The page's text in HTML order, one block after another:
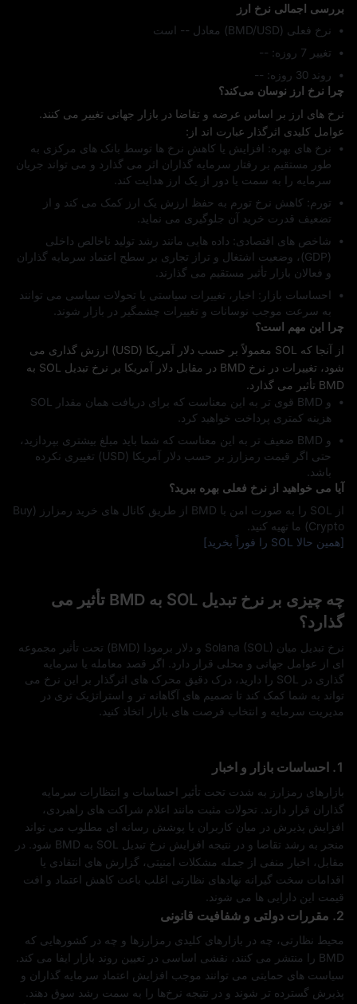
بررسی اجمالی نرخ ارز
نرخ فعلی (BMD/USD) معادل -- است
تغییر 7 روزه: ‎--
روند 30 روزه: ‎--
چرا نرخ ارز نوسان می‌کند؟
نرخ‌ های ارز بر اساس عرضه و تقاضا در بازار جهانی تغییر می‌ کنند.
عوامل کلیدی اثرگذار عبارت‌ اند از:
نرخ‌ های بهره: افزایش یا کاهش نرخ‌ ها توسط بانک‌ های مرکزی به‌
طور مستقیم بر رفتار سرمایه‌ گذاران اثر می‌ گذارد و می‌ تواند جریان
سرمایه را به سمت یا دور از یک ارز هدایت کند.
تورم: کاهش نرخ تورم به حفظ ارزش یک ارز کمک می‌ کند و از
تضعیف قدرت خرید آن جلوگیری می‌ نماید.
شاخص‌ های اقتصادی: داده‌ هایی مانند رشد تولید ناخالص داخلی
(GDP)، وضعیت اشتغال و تراز تجاری بر سطح اعتماد سرمایه‌ گذاران
و فعالان بازار تأثیر مستقیم می‌ گذارند.
احساسات بازار: اخبار، تغییرات سیاستی یا تحولات سیاسی می‌ توانند
به سرعت موجب نوسانات و تغییرات چشمگیر در بازار شوند.
چرا این مهم است؟
از آنجا که SOL معمولاً بر حسب دلار آمریکا (USD) ارزش‌ گذاری می‌
شود، تغییرات در نرخ BMD در مقابل دلار آمریکا بر نرخ تبدیل SOL به
BMD تأثیر می‌ گذارد.
و BMD قوی‌ تر به این معناست که برای دریافت همان مقدار SOL
هزینه کمتری پرداخت خواهید کرد.
و BMD ضعیف‌ تر به این معناست که شما باید مبلغ بیشتری بپردازید،
حتی اگر قیمت رمزارز بر حسب دلار آمریکا (USD) تغییری نکرده
باشد.
آیا می‌ خواهید از نرخ فعلی بهره ببرید؟
از SOL را به‌ صورت امن با BMD از طریق کانال‌ های خرید رمزارز (Buy
Crypto) ما تهیه کنید.
[همین حالا SOL را فوراً بخرید]
چه چیزی بر نرخ تبدیل SOL به BMD تأثیر می‌
گذارد؟
نرخ تبدیل میان Solana (SOL) و دلار برمودا (BMD) تحت‌ تأثیر مجموعه‌
ای از عوامل جهانی و محلی قرار دارد. اگر قصد معامله یا سرمایه‌
گذاری در SOL را دارید، درک دقیق محرک‌ های اثرگذار بر این نرخ می‌
تواند به شما کمک کند تا تصمیم‌ های آگاهانه‌ تر و استراتژیک‌ تری در
مدیریت سرمایه و انتخاب فرصت‌ های بازار اتخاذ کنید.
1. احساسات بازار و اخبار
بازارهای رمزارز به‌ شدت تحت‌ تأثیر احساسات و انتظارات سرمایه‌
گذاران قرار دارند. تحولات مثبت مانند اعلام شراکت‌ های راهبردی،
افزایش پذیرش در میان کاربران یا پوشش رسانه‌ ای مطلوب می‌ تواند
منجر به رشد تقاضا و در نتیجه افزایش نرخ تبدیل SOL به BMD شود. در
مقابل، اخبار منفی از جمله مشکلات امنیتی، گزارش‌ های انتقادی یا
اقدامات سخت‌ گیرانه نهادهای نظارتی اغلب باعث کاهش اعتماد و افت
قیمت این دارایی‌ ها می‌ شوند.
2. مقررات دولتی و شفافیت قانونی
محیط نظارتی، چه در بازارهای کلیدی رمزارزها و چه در کشورهایی که
BMD را منتشر می‌ کنند، نقشی اساسی در تعیین روند بازار ایفا می‌ کند.
سیاست‌ های حمایتی می‌ توانند موجب افزایش اعتماد سرمایه‌ گذاران و
پذیرش گسترده‌ تر شوند و در نتیجه نرخ‌ها را به سمت رشد سوق دهند.